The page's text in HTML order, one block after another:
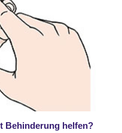
Behinderung helfen?